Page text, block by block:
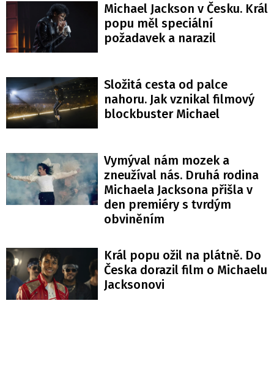
Michael Jackson v Česku. Král
popu měl speciální
požadavek a narazil
Složitá cesta od palce
nahoru. Jak vznikal filmový
blockbuster Michael
Vymýval nám mozek a
zneužíval nás. Druhá rodina
Michaela Jacksona přišla v
den premiéry s tvrdým
obviněním
Král popu ožil na plátně. Do
Česka dorazil film o Michaelu
Jacksonovi